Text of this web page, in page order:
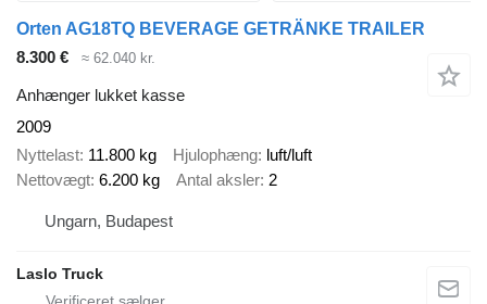
Orten AG18TQ BEVERAGE GETRÄNKE TRAILER
8.300 €
≈ 62.040 kr.
Anhænger lukket kasse
2009
Nyttelast 11.800 kg Hjulophæng luft/luft
Nettovægt 6.200 kg Antal aksler 2
Ungarn, Budapest
Laslo Truck